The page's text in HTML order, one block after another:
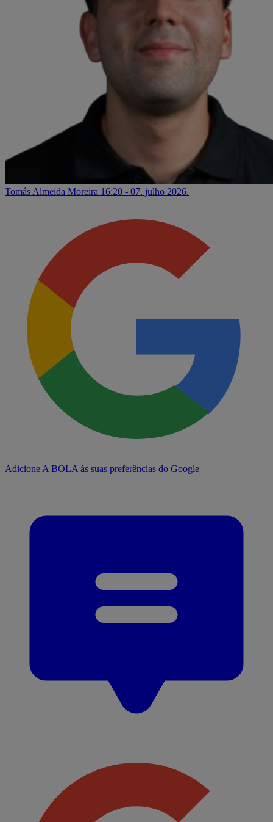
Tomás Almeida Moreira 16:20 - 07. julho 2026.
Adicione A BOLA às suas preferências do Google